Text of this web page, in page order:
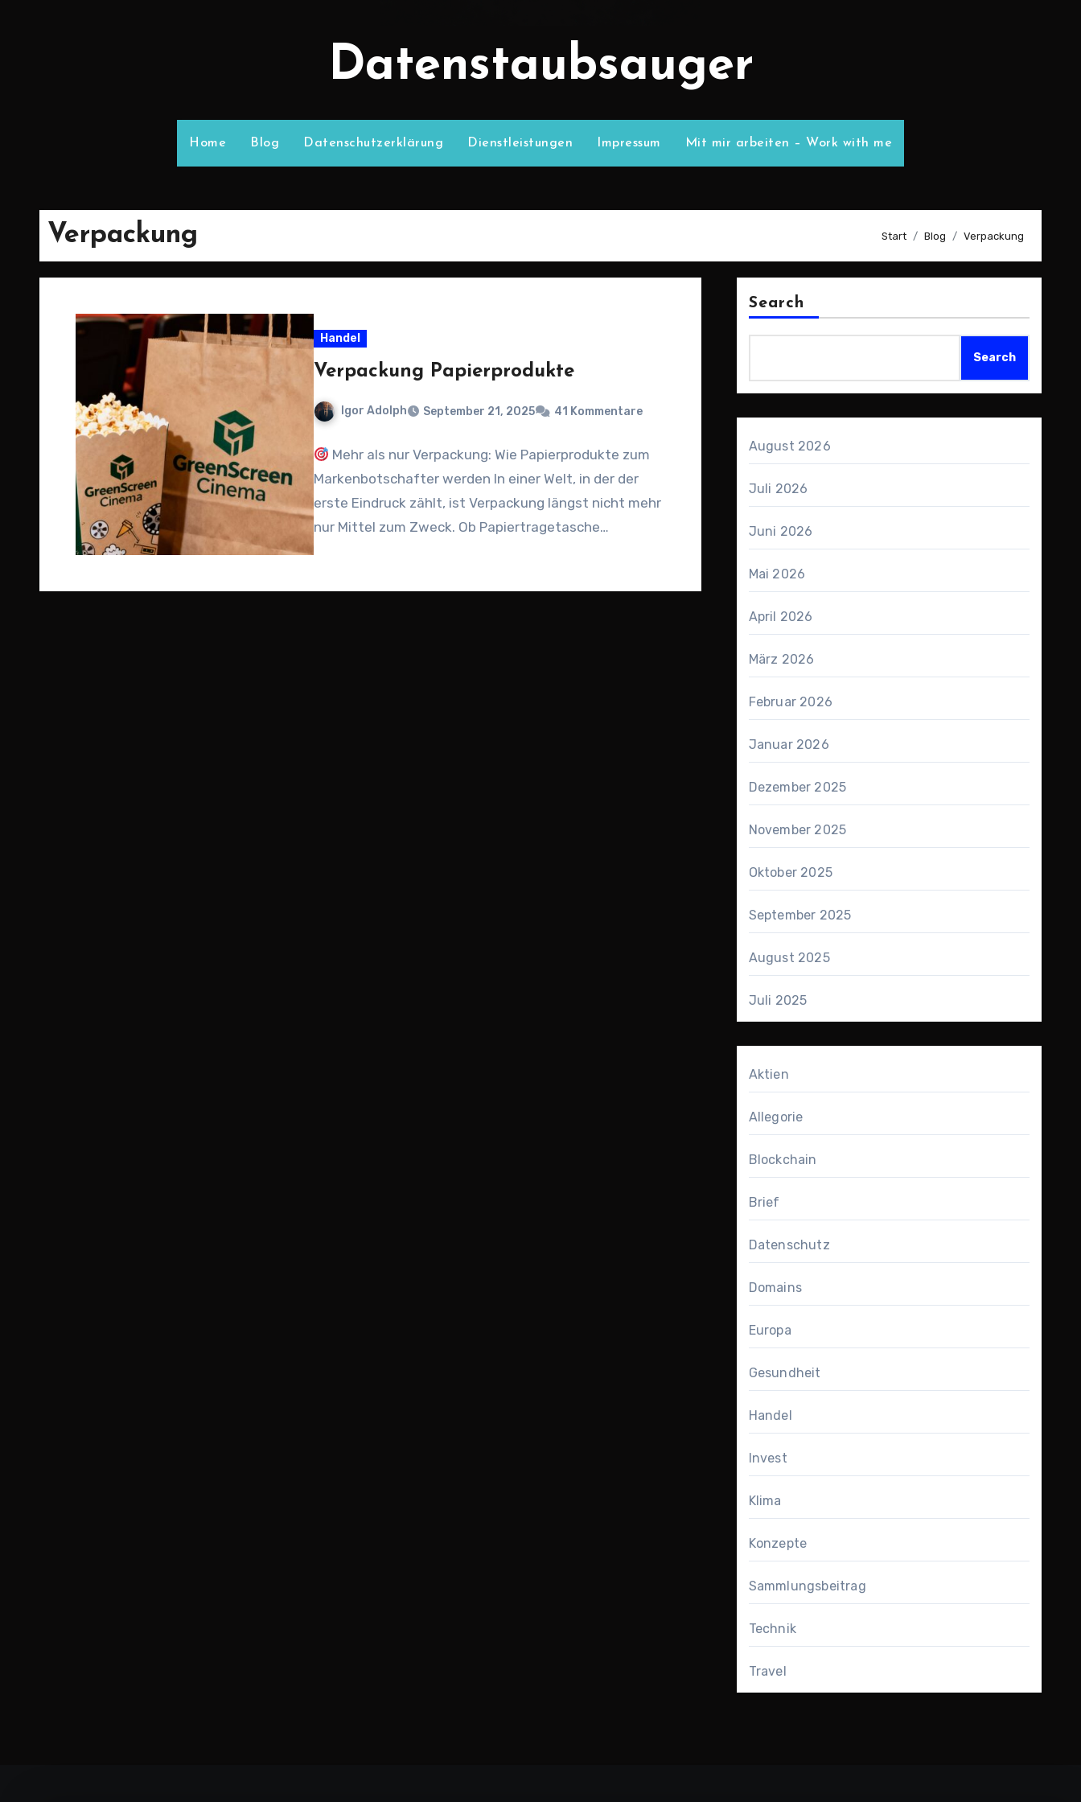
Datenstaubsauger
Home Blog Datenschutzerklärung Dienstleistungen Impressum Mit mir arbeiten – Work with me
Verpackung Start Blog Verpackung
Handel
Verpackung Papierprodukte
Igor Adolph September 21, 2025 41 Kommentare
Mehr als nur Verpackung: Wie Papierprodukte zum
Markenbotschafter werden In einer Welt, in der der
erste Eindruck zählt, ist Verpackung längst nicht mehr
nur Mittel zum Zweck. Ob Papiertragetasche…
Search
Search
August 2026
Juli 2026
Juni 2026
Mai 2026
April 2026
März 2026
Februar 2026
Januar 2026
Dezember 2025
November 2025
Oktober 2025
September 2025
August 2025
Juli 2025
Aktien
Allegorie
Blockchain
Brief
Datenschutz
Domains
Europa
Gesundheit
Handel
Invest
Klima
Konzepte
Sammlungsbeitrag
Technik
Travel